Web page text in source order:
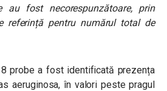
fost necorespunzătoare, prin
referință pentru numărul total de
probe a fost identificată prezența
aeruginosa, în valori peste pragul